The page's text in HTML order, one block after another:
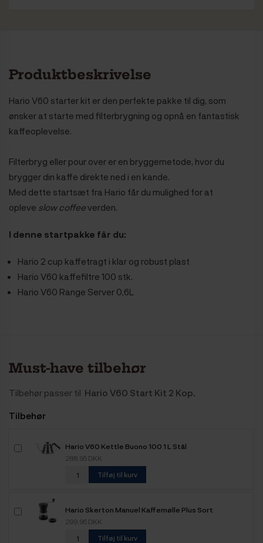
Produktbeskrivelse
Hario V60 starter kit er den perfekte pakke til dig, som
ønsker at starte med filterbrygning og opnå en fantastisk
kaffeoplevelse.
Filterbryg eller pour over er en bryggemetode, hvor du
brygger din kaffe direkte ned i en kande.
Med dette startsæt fra Hario får du mulighed for at
opleve slow coffeeverden.
I denne startpakke får du:
Hario 2 cup kaffetragt i klar og robust plast
Hario V60 kaffefiltre 100 stk.
Hario V60 Range Server 0,6L
Must-have tilbehør
Tilbehør passer til Hario V60 Start Kit 2 Kop.
Tilbehør
Hario V60 Kettle Buono 100 1 L Stål
288,95 DKK
Tilføj til kurv
Hario Skerton Manuel Kaffemølle Plus Sort
299,95 DKK
Tilføj til kurv